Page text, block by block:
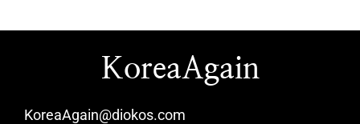
KoreaAgain
KoreaAgain@diokos.com